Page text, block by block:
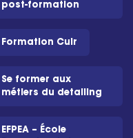
post-formation
Formation Cuir
Se former aux
métiers du detailing
EFPEA – École